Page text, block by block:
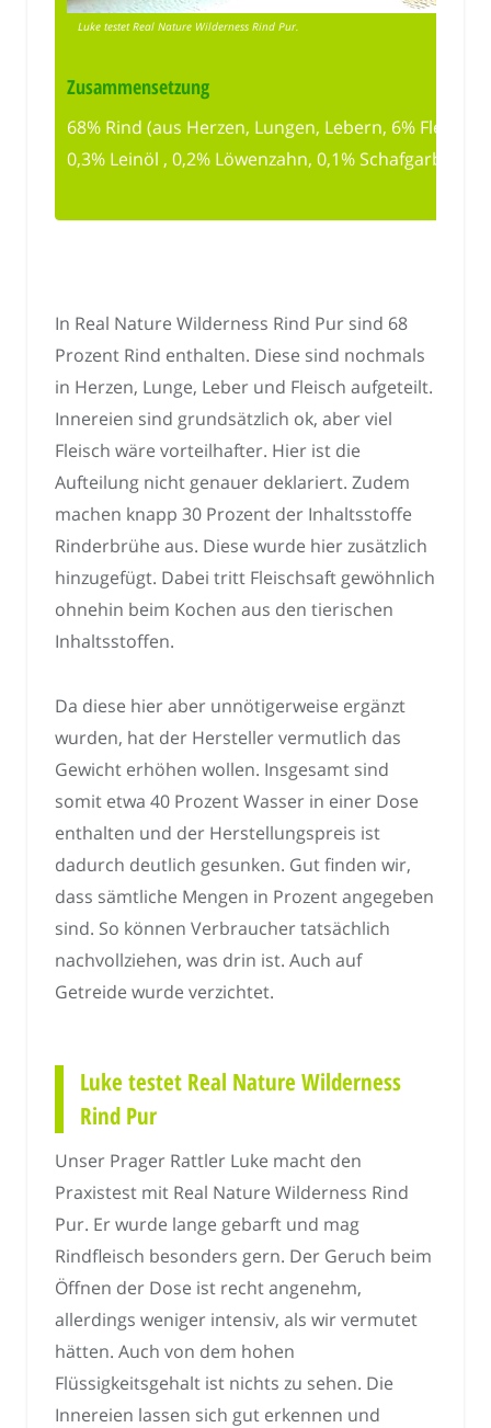
Luke testet Real Nature Wilderness Rind Pur.
Zusammensetzung
68% Rind (aus Herzen, Lungen, Lebern, 6%
0,3% Leinöl , 0,2% Löwenzahn, 0,1% Schafgarbe,
In Real Nature Wilderness Rind Pur sind 68
Prozent Rind enthalten. Diese sind nochmals
in Herzen, Lunge, Leber und Fleisch aufgeteilt.
Innereien sind grundsätzlich ok, aber viel
Fleisch wäre vorteilhafter. Hier ist die
Aufteilung nicht genauer deklariert. Zudem
machen knapp 30 Prozent der Inhaltsstoffe
Rinderbrühe aus. Diese wurde hier zusätzlich
hinzugefügt. Dabei tritt Fleischsaft gewöhnlich
ohnehin beim Kochen aus den tierischen
Inhaltsstoffen.
Da diese hier aber unnötigerweise ergänzt
wurden, hat der Hersteller vermutlich das
Gewicht erhöhen wollen. Insgesamt sind
somit etwa 40 Prozent Wasser in einer Dose
enthalten und der Herstellungspreis ist
dadurch deutlich gesunken. Gut finden wir,
dass sämtliche Mengen in Prozent angegeben
sind. So können Verbraucher tatsächlich
nachvollziehen, was drin ist. Auch auf
Getreide wurde verzichtet.
Luke testet Real Nature Wilderness
Rind Pur
Unser Prager Rattler Luke macht den
Praxistest mit Real Nature Wilderness Rind
Pur. Er wurde lange gebarft und mag
Rindfleisch besonders gern. Der Geruch beim
Öffnen der Dose ist recht angenehm,
allerdings weniger intensiv, als wir vermutet
hätten. Auch von dem hohen
Flüssigkeitsgehalt ist nichts zu sehen. Die
Innereien lassen sich gut erkennen und